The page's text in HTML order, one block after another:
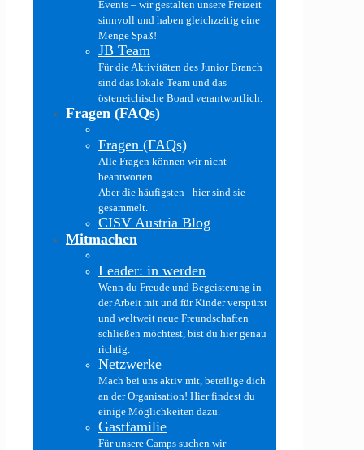
Events – wir gestalten unsere Freizeit
sinnvoll und haben gleichzeitig eine
Menge Spaß!
JB Team
Für die Aktivitäten des Junior Branch
sind das lokale Team und das
österreichische Board verantwortlich.
Fragen (FAQs)
Fragen (FAQs)
Alle Fragen können wir nicht
beantworten.
Aber die häufigsten - hier sind sie
gesammelt.
CISV Austria Blog
Mitmachen
Leader: in werden
Wenn du Freude und Begeisterung in
der Arbeit mit und für Kinder verspürst
und weltweit neue Freundschaften
schließen möchtest, bist du hier genau
richtig.
Netzwerke
Mach bei uns aktiv mit, beteilige dich
an der Organisation! Hier findest du
einige Möglichkeiten dazu.
Gastfamilie
Für unsere Camps suchen wir